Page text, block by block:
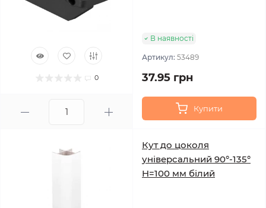
0
В наявності
Артикул: 53489
37.95 грн
Купити
Кут до цоколя
універсальний 90°-135°
H=100 мм білий